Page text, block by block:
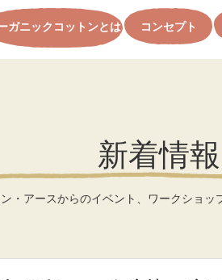
ガニックコットンとは コンセプト
新着情報
・アースからのイベント、ワークショッ